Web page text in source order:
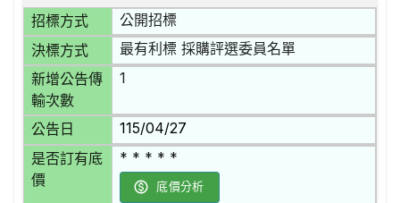
招標方式
公開招標
決標方式 最有利標 採購評選委員名單
新增公告傳
輸次數
1
公告日 115/04/27
是否訂有底
價
* * * * *
底價分析